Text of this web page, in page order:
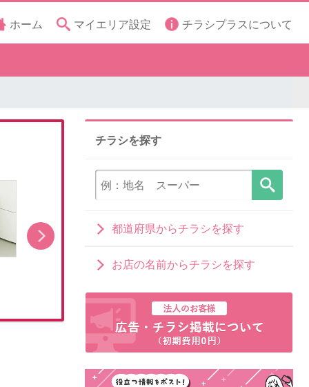
ホーム マイエリア設定 チラシプラスについて
洗濯機キャンペーン
チラシを探す
都道府県からチラシを探す
お店の名前からチラシを探す